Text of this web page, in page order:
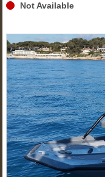
Not Available